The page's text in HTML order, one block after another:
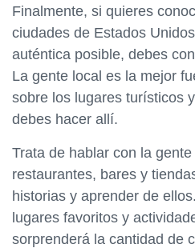
Finalmente, si quieres
ciudades de Estados
auténtica posible, debes
La gente local es la mejor
sobre los lugares turísticos
debes hacer allí.
Trata de hablar con la
restaurantes, bares y
historias y aprender de
lugares favoritos y
sorprenderá la cantidad de